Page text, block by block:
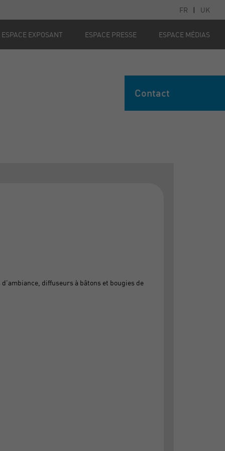
FR | UK
ESPACE EXPOSANT ESPACE PRESSE ESPACE MÉDIAS
Contact
diffuseurs à bâtons et bougies de